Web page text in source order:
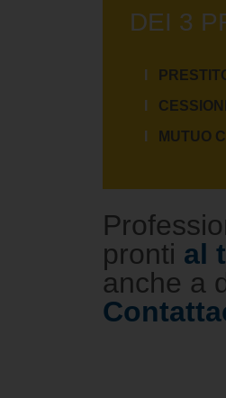
DEI 3
MUTUO
pronti al
anche a